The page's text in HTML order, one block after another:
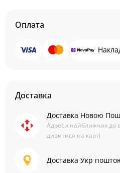
Оплата
Доставка
Доставка Новою
Адреси найближчих до
дивитися на карті
Доставка Укр